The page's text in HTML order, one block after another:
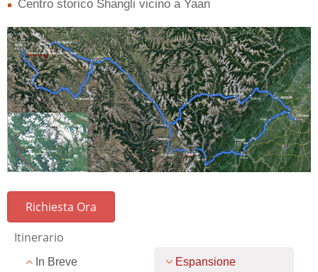
Centro storico Shangli vicino a Yaan
Richiesta Ora
Itinerario
In Breve Espansione